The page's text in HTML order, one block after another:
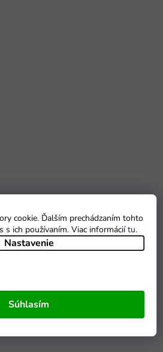
cookie. Ďalším prechádzaním tohto
s ich používaním. Viac informáciítu.
Nastavenie
Súhlasím